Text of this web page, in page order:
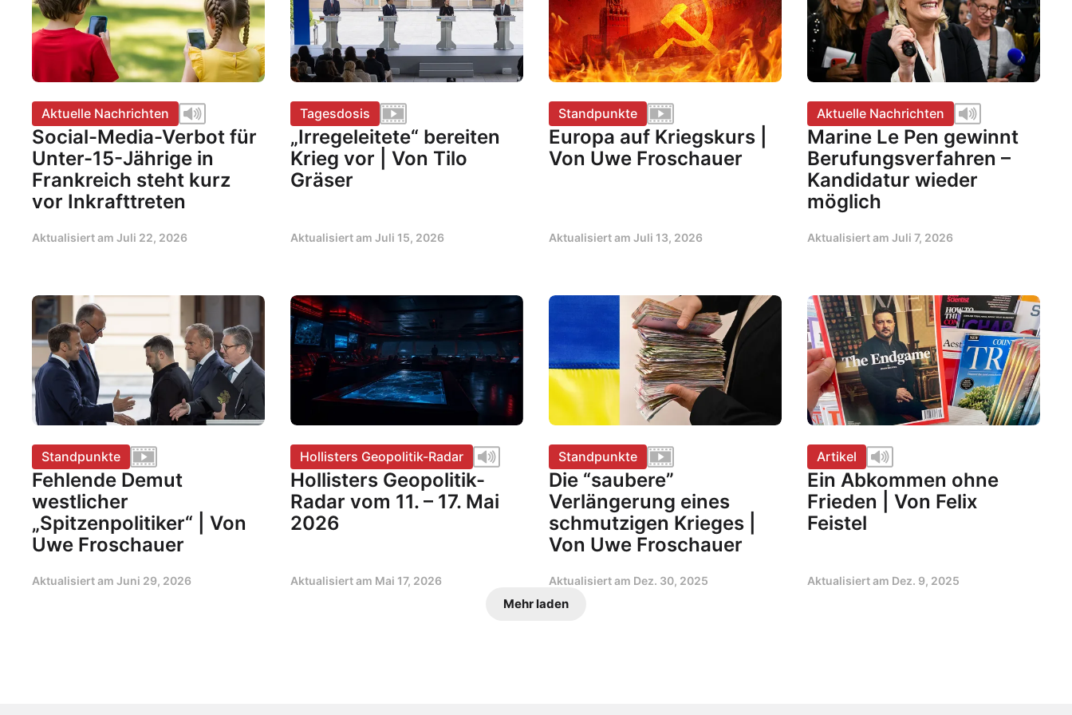
Aktuelle Nachrichten
Social-Media-Verbot für
Unter-15-Jährige in
Frankreich steht kurz
vor Inkrafttreten
Aktualisiert am Juli 22, 2026
Tagesdosis
„Irregeleitete“ bereiten
Krieg vor | Von Tilo
Gräser
Aktualisiert am Juli 15, 2026
Standpunkte
Europa auf Kriegskurs |
Von Uwe Froschauer
Aktualisiert am Juli 13, 2026
Aktuelle Nachrichten
Marine Le Pen gewinnt
Berufungsverfahren –
Kandidatur wieder
möglich
Aktualisiert am Juli 7, 2026
Standpunkte
Fehlende Demut
westlicher
„Spitzenpolitiker“ | Von
Uwe Froschauer
Aktualisiert am Juni 29, 2026
Hollisters Geopolitik-Radar
Hollisters Geopolitik-
Radar vom 11. – 17. Mai
2026
Aktualisiert am Mai 17, 2026
Standpunkte
Die “saubere”
Verlängerung eines
schmutzigen Krieges |
Von Uwe Froschauer
Aktualisiert am Dez. 30, 2025
Artikel
Ein Abkommen ohne
Frieden | Von Felix
Feistel
Aktualisiert am Dez. 9, 2025
Mehr laden